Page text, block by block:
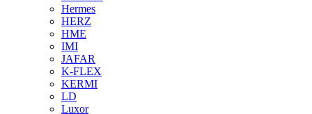
Hermes
HERZ
HME
IMI
JAFAR
K-FLEX
KERMI
LD
Luxor